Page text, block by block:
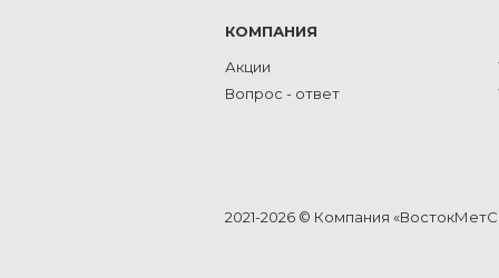
КОМПАНИЯ
Акции
Вопрос - ответ
2021-2026 © Компания